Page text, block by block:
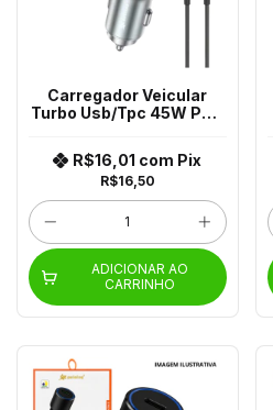
Carregador Veicular
Turbo Usb/Tpc 45W Pei-
R$16,50
R$16,01 com Pix
ADICIONAR AO
CARRINHO